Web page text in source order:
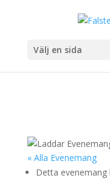
Välj en sida
« Alla Evenemang
Detta evenemang